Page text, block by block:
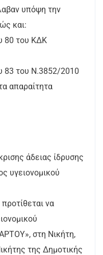
υπόψη την
και:
80 του ΚΔΚ
83 του Ν.3852/2010
απαραίτητα
άδειας ίδρυσης
υγειονομικού
να
στη Νικήτη,
της Δημοτικής